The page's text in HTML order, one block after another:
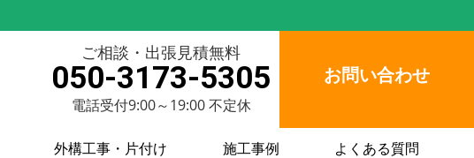
ご相談・出張見積無料
050-3173-5305
電話受付9:00～19:00 不定休
お問い合わせ
外構工事・片付け 施工事例 よくある質問